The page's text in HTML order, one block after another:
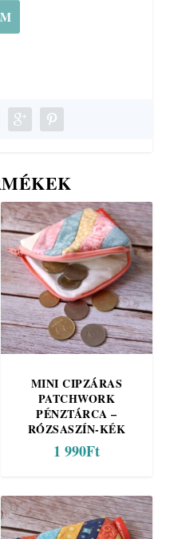
MINI CIPZÁRAS
PATCHWORK
PÉNZTÁRCA –
RÓZSASZÍN-KÉK
1 990Ft